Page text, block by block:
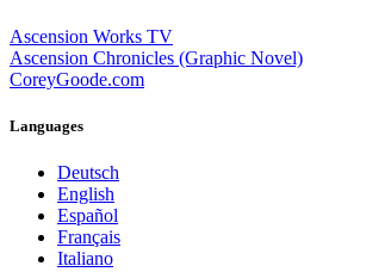
Ascension Works TV
Ascension Chronicles (Graphic Novel)
CoreyGoode.com
Languages
Deutsch
English
Español
Français
Italiano